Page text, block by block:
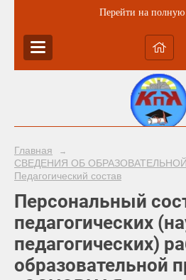
Перейти на
Главная →
СВЕДЕНИЯ ОБ
Педагогический состав
Персональный
педагогических
педагогических)
образовательной